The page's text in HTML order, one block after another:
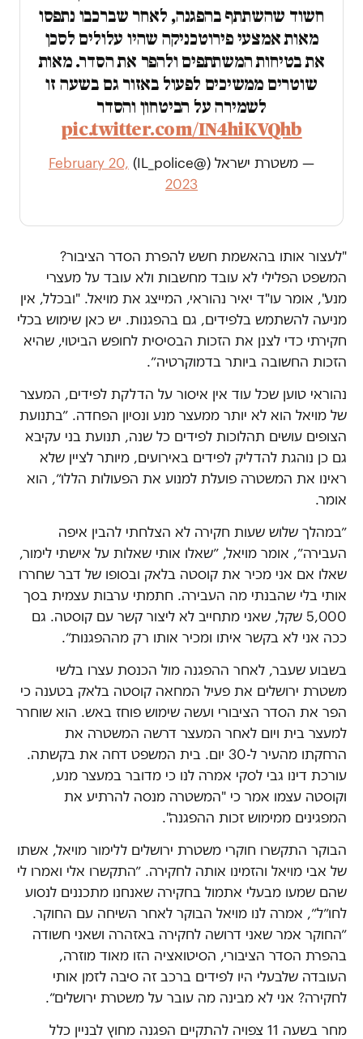
חשוד שהשתתף בהפגנה, לאחר שברכבו נתפסו
מאות אמצעי פירוטכניקה שהיו עלולים לסכן
את בטיחות המשתתפים ולהפר את הסדר. מאות
שוטרים ממשיכים לפעול באזור גם בשעה זו
לשמירה על הביטחון והסדר
pic.twitter.com/IN4hiKVQhb
— משטרת ישראל (@IL_police)
February 20,
2023
"לעצור אותו בהאשמת חשש להפרת הסדר הציבור?
המשפט הפלילי לא עובד מחשבות ולא עובד על מעצרי
מנע", אומר עו"ד יאיר נהוראי, המייצג את מויאל. "ובכלל, אין
מניעה להשתמש בלפידים, גם בהפגנות. יש כאן שימוש בכלי
חקירתי כדי לצנן את הזכות הבסיסית לחופש הביטוי, שהיא
הזכות החשובה ביותר בדמוקרטיה״.
נהוראי טוען שכל עוד אין איסור על הדלקת לפידים, המעצר
של מויאל הוא לא יותר ממעצר מנע ונסיון הפחדה. ״בתנועת
הצופים עושים תהלוכות לפידים כל שנה, תנועת בני עקיבא
גם כן נוהגת להדליק לפידים באירועים, מיותר לציין שלא
ראינו את המשטרה פועלת למנוע את הפעולות הללו״, הוא
אומר.
״במהלך שלוש שעות חקירה לא הצלחתי להבין איפה
העבירה״, אומר מויאל, ״שאלו אותי שאלות על אישתי לימור,
שאלו אם אני מכיר את קוסטה בלאק ובסופו של דבר שחררו
אותי בלי שהבנתי מה העבירה. חתמתי ערבות עצמית בסך
5,000 שקל, שאני מתחייב לא ליצור קשר עם קוסטה. גם
ככה אני לא בקשר איתו ומכיר אותו רק מההפגנות״.
בשבוע שעבר, לאחר ההפגנה מול הכנסת עצרו בלשי
משטרת ירושלים את פעיל המחאה קוסטה בלאק בטענה כי
הפר את הסדר הציבורי ועשה שימוש פוחז באש. הוא שוחרר
למעצר בית ויום לאחר המעצר דרשה המשטרה את
הרחקתו מהעיר ל-30 יום. בית המשפט דחה את בקשתה.
עורכת דינו גבי לסקי אמרה לנו כי מדובר במעצר מנע,
וקוסטה עצמו אמר כי "המשטרה מנסה להרתיע את
המפגינים ממימוש זכות ההפגנה".
הבוקר התקשרו חוקרי משטרת ירושלים ללימור מויאל, אשתו
של אבי מויאל והזמינו אותה לחקירה. ״התקשרו אלי ואמרו לי
שהם שמעו מבעלי אתמול בחקירה שאנחנו מתכננים לנסוע
לחו״ל״, אמרה לנו מויאל הבוקר לאחר השיחה עם החוקר.
״החוקר אמר שאני דרושה לחקירה באזהרה ושאני חשודה
בהפרת הסדר הציבורי, הסיטואציה הזו מאוד מוזרה,
העובדה שלבעלי היו לפידים ברכב זה סיבה לזמן אותי
לחקירה? אני לא מבינה מה עובר על משטרת ירושלים״.
מחר בשעה 11 צפויה להתקיים הפגנה מחוץ לבניין כלל